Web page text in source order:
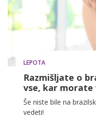
LEPOTA
Razmišljate o
vse, kar morate
Še niste bile na
vedeti!